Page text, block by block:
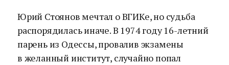
Юрий Стоянов мечтал о ВГИКе, но судьба
распорядилась иначе. В 1974 году 16-летний
парень из Одессы, провалив экзамены
в желанный институт, случайно попал